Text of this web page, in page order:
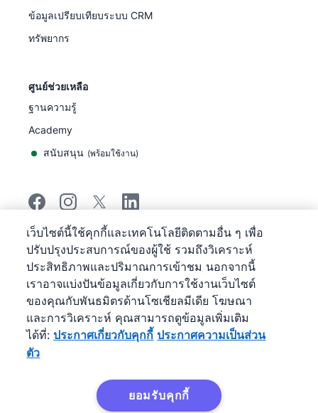
ข้อมูลเปรียบเทียบระบบ CRM
ทรัพยากร
ศูนย์ช่วยเหลือ
ฐานความรู้
Academy
สนับสนุน (พร้อมใช้งาน)
©2026Pipedrive
Pipedrive
ข้อกำหนดการให้บริการ
Pipedrive
ประกาศความเป็นส่วนตัว
แผนผังเว็บไซต์
ประกาศเกี่ยวกับคุกกี้
การกําหนดลักษณะคุกกี้
Pipedrive เป็นระบบ CRM บริหารงานขายบนเว็บ
เว็บไซต์นี้ใช้คุกกี้และเทคโนโลยีติดตามอื่น ๆ เพื่อ
ปรับปรุงประสบการณ์ของผู้ใช้ รวมถึงวิเคราะห์
ประสิทธิภาพและปริมาณการเข้าชม นอกจากนี้
เราอาจแบ่งปันข้อมูลเกี่ยวกับการใช้งานเว็บไซต์
ของคุณกับพันธมิตรด้านโซเชียลมีเดีย โฆษณา
และการวิเคราะห์ คุณสามารถดูข้อมูลเพิ่มเติม
ได้ที่: ประกาศเกี่ยวกับคุกกี้ ประกาศความเป็นส่วน
ตัว
ยอมรับคุกกี้